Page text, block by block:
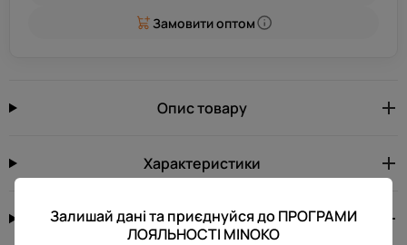
Замовити оптом
Опис товару
Характеристики
Відгуків: 0 0.0
Залишай дані та приєднуйся до ПРОГРАМИ
ЛОЯЛЬНОСТІ MINOKO